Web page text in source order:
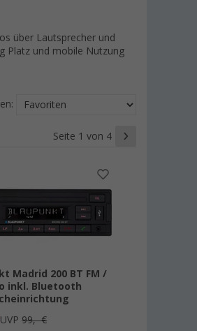
über Lautsprecher und
Platz und mobile Nutzung
Seite 1 von 4
Madrid 200 BT FM /
inkl. Bluetooth
UVP99,- €